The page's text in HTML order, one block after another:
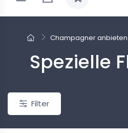
Champagner anbieten
Spezielle Neu
Filter